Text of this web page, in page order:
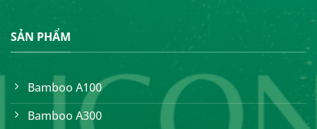
SẢN PHẨM
Bamboo A100
Bamboo A300